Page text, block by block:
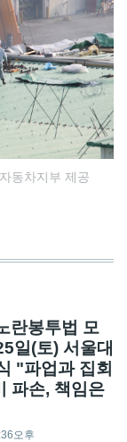
동차지부 제공
란봉투법 모
일(토) 서울대
"파업과 집회
파손, 책임은
오후